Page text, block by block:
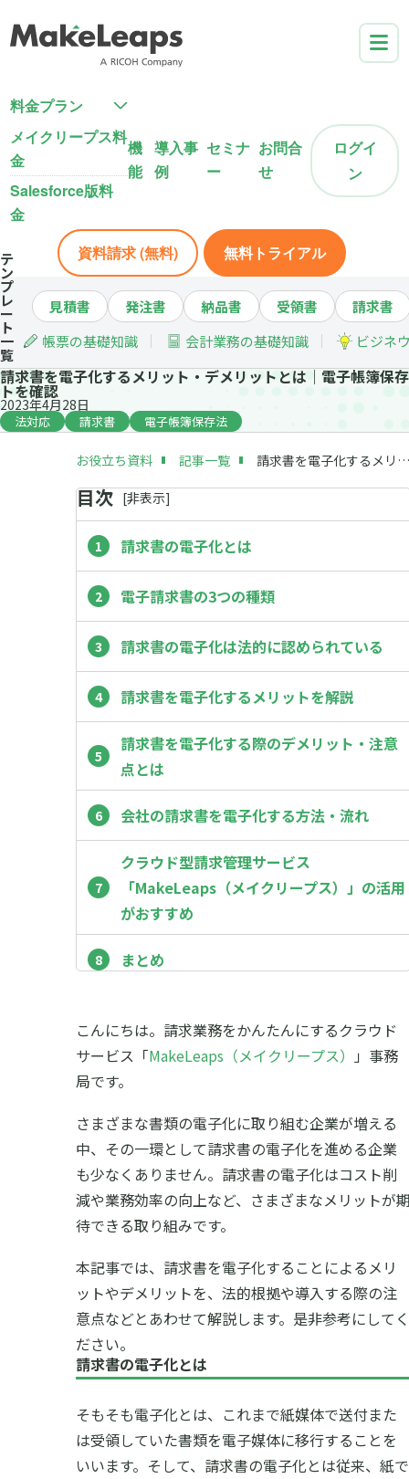
料金プラン
メイクリープス料
金
Salesforce版料
金
機
能
導入事
例
セミナ
ー
お問合
せ
ログイ
ン
資料請求 (無料) 無料トライアル
テ
ン
プ
レ
ー
ト
一
覧
見積書 発注書 納品書 受領書
請求書
帳票の基礎知識
会計業務の基礎知識 ビジネ
請求書を電子化するメリット・デメリットとは｜電子帳簿保
トを確認
2023年4月28日
法対応 請求書 電子帳簿保存法
お役立ち資料 記事一覧 請求書を電子化するメリット・デメリットとは｜電子帳簿保存法のポイントを確認
目次 [非表示]
請求書の電子化とは
電子請求書の3つの種類
請求書の電子化は法的に認められている
請求書を電子化するメリットを解説
請求書を電子化する際のデメリット・注意
点とは
会社の請求書を電子化する方法・流れ
クラウド型請求管理サービス
「MakeLeaps（メイクリープス）」の活用
がおすすめ
まとめ
こんにちは。請求業務をかんたんにするクラウド
サービス「MakeLeaps（メイクリープス）
」事務
局です。
さまざまな書類の電子化に取り組む企業が増える
中、その一環として請求書の電子化を進める企業
も少なくありません。請求書の電子化はコスト削
減や業務効率の向上など、さまざまなメリットが
待できる取り組みです。
本記事では、請求書を電子化することによるメリ
ットやデメリットを、法的根拠や導入する際の注
意点などとあわせて解説します。是非参考にしてく
ださい。
請求書の電子化とは
そもそも電子化とは、これまで紙媒体で送付また
は受領していた書類を電子媒体に移行することを
いいます。そして、請求書の電子化とは従来、紙で